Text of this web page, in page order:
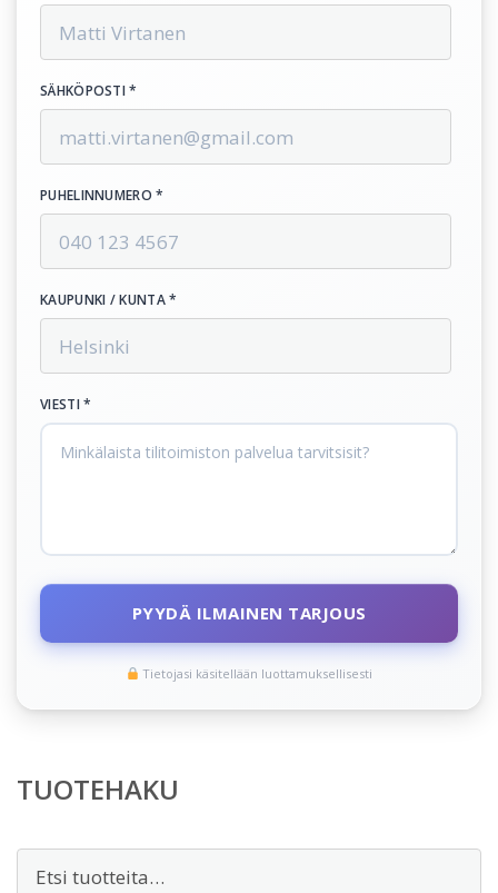
SÄHKÖPOSTI *
PUHELINNUMERO *
KAUPUNKI / KUNTA *
VIESTI *
PYYDÄ ILMAINEN TARJOUS
Tietojasi käsitellään luottamuksellisesti
TUOTEHAKU